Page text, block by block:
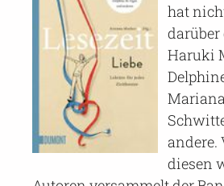
hat
darüber
Haruki
andere.
diesen